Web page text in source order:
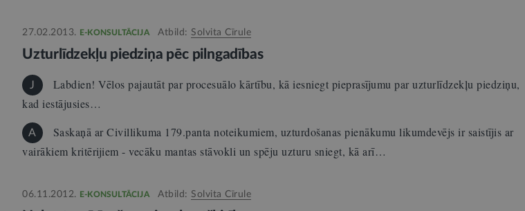
27.02.2013. E-KONSULTĀCIJA Atbild: Solvita Cīrule
Uzturlīdzekļu piedziņa pēc pilngadības
J
Labdien! Vēlos pajautāt par procesuālo kārtību, kā iesniegt pieprasījumu par uzturlīdzekļu piedziņu,
kad iestājusies…
A
Saskaņā ar Civillikuma 179.panta noteikumiem, uzturdošanas pienākumu likumdevējs ir saistījis ar
vairākiem kritērijiem - vecāku mantas stāvokli un spēju uzturu sniegt, kā arī…
06.11.2012. E-KONSULTĀCIJA Atbild: Solvita Cīrule